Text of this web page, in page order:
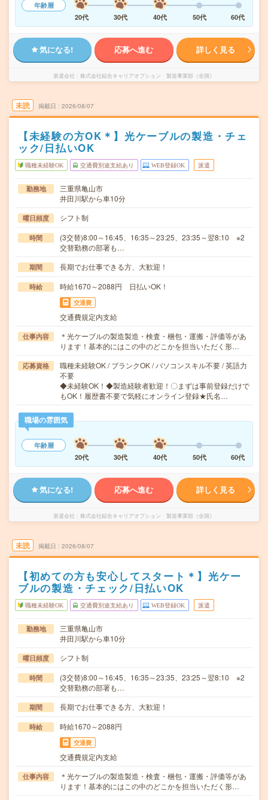
年齢層
20代
30代 40代 50代 60代
気になる! 応募へ進む 詳しく見る
派遣会社 株式会社綜合キャリアオプション 製造事業部（全国）
未読 掲載日 2026/08/07
【未経験の方OK＊】光ケーブルの製造・チェ
ック/日払いOK
職種未経験OK 交通費別途支給あり WEB登録OK 派遣
勤務地
三重県亀山市
井田川駅から車10分
曜日頻度 シフト制
時間
(3交替)8:00～16:45、16:35～23:25、23:35～翌8:10 ※2
交替勤務の部署も…
期間 長期でお仕事できる方、大歓迎！
時給 時給1670～2088円 日払いOK！
交通費
交通費規定内支給
仕事内容
＊光ケーブルの製造製造・検査・梱包・運搬・評価等があ
ります！基本的にはこの中のどこかを担当いただく形…
応募資格
職種未経験OK / ブランクOK / パソコンスキル不要 / 英語力
不要
◆未経験OK！◆製造経験者歓迎！〇まずは事前登録だけで
もOK！履歴書不要で気軽にオンライン登録★氏名…
職場の雰囲気
年齢層
20代
30代 40代 50代 60代
気になる! 応募へ進む 詳しく見る
派遣会社 株式会社綜合キャリアオプション 製造事業部（全国）
未読 掲載日 2026/08/07
【初めての方も安心してスタート＊】光ケー
ブルの製造・チェック/日払いOK
職種未経験OK 交通費別途支給あり WEB登録OK 派遣
勤務地
三重県亀山市
井田川駅から車10分
曜日頻度 シフト制
時間
(3交替)8:00～16:45、16:35～23:35、23:25～翌8:10 ※2
交替勤務の部署も…
期間 長期でお仕事できる方、大歓迎！
時給 時給1670～2088円
交通費
交通費規定内支給
仕事内容
＊光ケーブルの製造製造・検査・梱包・運搬・評価等があ
ります！基本的にはこの中のどこかを担当いただく形…